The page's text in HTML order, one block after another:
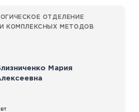
ОТДЕЛЕНИЕ
КОМПЛЕКСНЫХ МЕТОДОВ
Мария